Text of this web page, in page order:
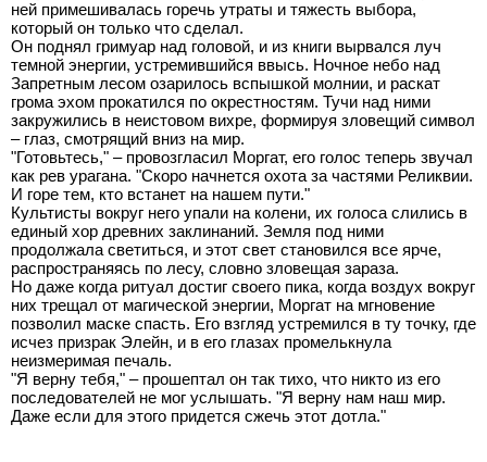
ней примешивалась горечь утраты и тяжесть выбора,
который он только что сделал.
Он поднял гримуар над головой, и из книги вырвался луч
темной энергии, устремившийся ввысь. Ночное небо над
Запретным лесом озарилось вспышкой молнии, и раскат
грома эхом прокатился по окрестностям. Тучи над ними
закружились в неистовом вихре, формируя зловещий символ
– глаз, смотрящий вниз на мир.
"Готовьтесь," – провозгласил Моргат, его голос теперь звучал
как рев урагана. "Скоро начнется охота за частями Реликвии.
И горе тем, кто встанет на нашем пути."
Культисты вокруг него упали на колени, их голоса слились в
единый хор древних заклинаний. Земля под ними
продолжала светиться, и этот свет становился все ярче,
распространяясь по лесу, словно зловещая зараза.
Но даже когда ритуал достиг своего пика, когда воздух вокруг
них трещал от магической энергии, Моргат на мгновение
позволил маске спасть. Его взгляд устремился в ту точку, где
исчез призрак Элейн, и в его глазах промелькнула
неизмеримая печаль.
"Я верну тебя," – прошептал он так тихо, что никто из его
последователей не мог услышать. "Я верну нам наш мир.
Даже если для этого придется сжечь этот дотла."